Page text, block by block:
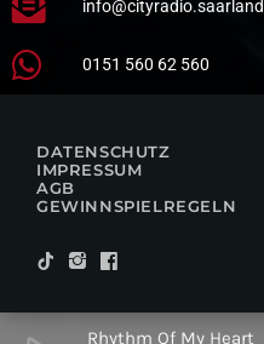
Rhythm Of My Heart
info@cityradio.saarland
0151 560 62 560
DATENSCHUTZ
IMPRESSUM
AGB
GEWINNSPIELREGELN